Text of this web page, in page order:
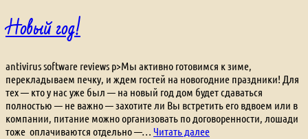
Новый год!
antivirus software reviews p>Мы активно готовимся к зиме,
перекладываем печку, и ждем гостей на новогодние праздники! Для
тех — кто у нас уже был — на новый год дом будет сдаваться
полностью — не важно — захотите ли Вы встретить его вдвоем или в
компании, питание можно организовать по договоренности, лошади
тоже оплачиваются отдельно —… Читать далееНовый